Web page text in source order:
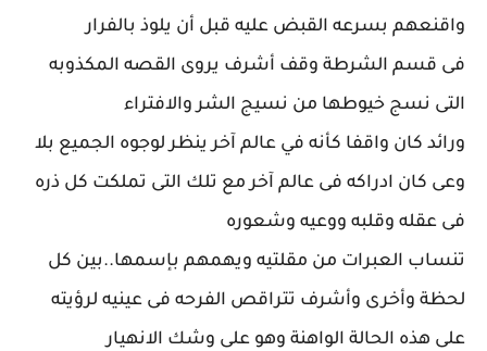
واقنعهم بسرعه القبض عليه قبل أن يلوذ بالفرار
فى قسم الشرطة وقف أشرف يروى القصه المكذوبه
التى نسج خيوطها من نسيج الشر والافتراء
ورائد كان واقفا كأنه في عالم آخر ينظر لوجوه الجميع بلا
وعى كان ادراكه فى عالم آخر مع تلك التى تملكت كل ذره
فى عقله وقلبه ووعيه وشعوره
تنساب العبرات من مقلتيه ويهمهم بإسمها..بين كل
لحظة وأخرى وأشرف تتراقص الفرحه فى عينيه لرؤيته
على هذه الحالة الواهنة وهو على وشك الانهيار